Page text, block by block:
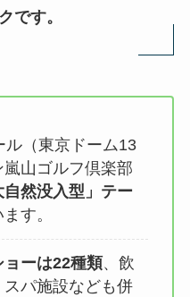
です。
ル（東京ドーム13
山ゴルフ倶楽部
自然没入型」テー
す。
ーは22種類、飲
パ施設なども併